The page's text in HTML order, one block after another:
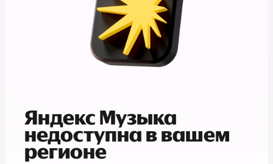
Яндекс Музыка
недоступна в вашем
регионе